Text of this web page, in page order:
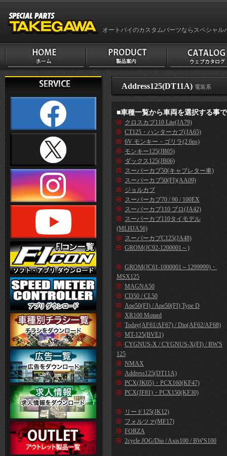
オートバイのカスタムパーツならスペシャル
Address125(DT11A) 電装系
■車種一覧から車両を選択する事
クロスカブ110 Lite(JA79)
CT125・ハンターカブ(JA65)
6V モンキー・ゴリラ(2.6ps)
モンキー125(JB05)
ダックス125(JB06)
スーパーカブ50(キャブレター車)
スーパーカブ50(FI)(AA09)
ジョルカブ
スーパーカブ70 / 90 / 100EX
スーパーカブ110 プロ(JA42)
スーパーカブ110タイモデル
(MLHJA56)
スーパーカブC125(JA48)
GROM(JC92-1200001～)
GROM(JC61-1000001～1299999)・
MSX125
MAGNA50
CD50 / CL50
Ape50(FI) / Ape50(FI) Type D
XR100 Motard
Today(AF61/AF67) / Dio(AF62/AF68)
MT-125(BVE1)
CYGNUS-X / CYGNUS-X(FI) / BW'S
125
NMAX
Address125(DT11A)
PCX(JK05)・PCX160(KF47)
PCX(JF81)・PCX150(KF30)
リード125(JK12)
フォルツァ(MF17)
FORZA
2cycle JOG/Dio / Axis100 / BW'S100